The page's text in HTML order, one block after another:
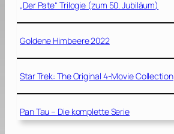
„Der Pate“ Trilogie (zum 50. Jubiläum)
Goldene Himbeere 2022
Star Trek: The Original 4-Movie Collection
Pan Tau – Die komplette Serie